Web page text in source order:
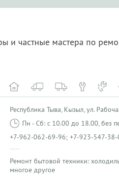
и частные мастера по
Республика Тыва, Кызыл, ул.
Пн - Сб: с 10.00 до 18.00, без
+7-962-062-69-96; +7-923-547-
Ремонт бытовой техники:
многое другое